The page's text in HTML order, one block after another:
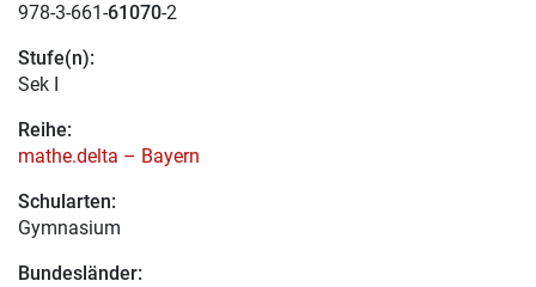
978-3-661-61070-2
Stufe(n):
Sek I
Reihe:
mathe.delta – Bayern
Schularten:
Gymnasium
Bundesländer: